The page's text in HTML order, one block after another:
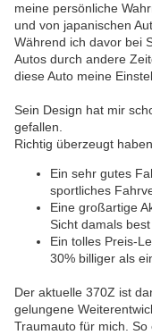
meine persönliche
und von japanischen
Während ich davor bei
Autos durch andere
diese Auto meine
Sein Design hat mir
gefallen.
Richtig überzeugt
Ein sehr gutes
sportliches
Eine großartige
Sicht damals
Ein tolles Preis-
30% billiger als
Der aktuelle 370Z ist
gelungene
Traumauto für mich.